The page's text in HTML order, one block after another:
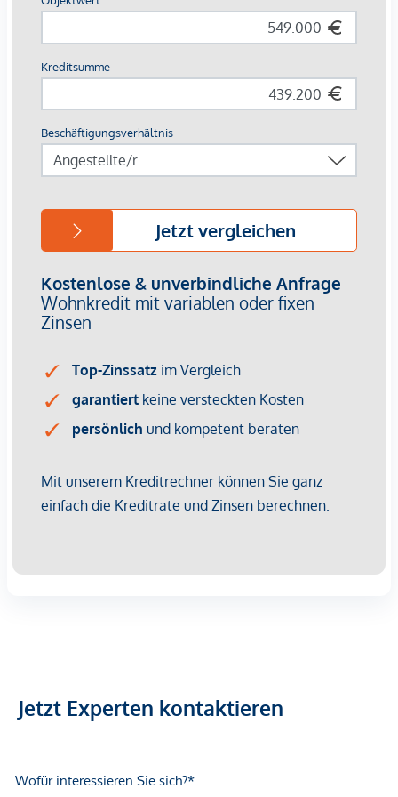
Zwei Balkone mit Ausrichtung in den ruhigen Hof
Stadtpark, Fußgängerzone, Nahversorgung und öffentliche
Verkehrsmittel in Gehweite
Fertigstellung:
Geplante Fertigstellung: September 2025
Lage:
liegt am Conrad-von-Hötzendorf-Platz und verbindet
urbanes Wohnen mit naturnaher Umgebung. Alle wichtigen
Einrichtungen für den täglichen Bedarf sind fußläufig
erreichbar.
Immobilienunternehmen angeboten. Allfällige aus dem
geltend zu machen. Wir weisen Sie darauf hin, dass die
Jetzt Experten kontaktieren